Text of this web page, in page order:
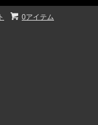
0アイテム